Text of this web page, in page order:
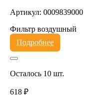
Артикул: 0009839000
Фильтр воздушный
Подробнее
Осталось 10 шт.
618 ₽